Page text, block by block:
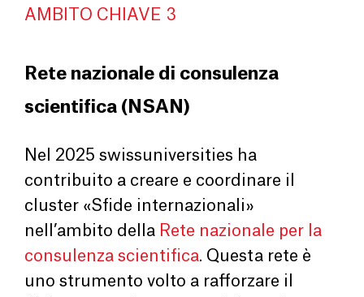
AMBITO CHIAVE 3
Rete nazionale di consulenza
scientifica (NSAN)
Nel 2025 swissuniversities ha
contribuito a creare e coordinare il
cluster «Sfide internazionali»
nell’ambito della Rete nazionale per la
consulenza scientifica. Questa rete è
uno strumento volto a rafforzare il